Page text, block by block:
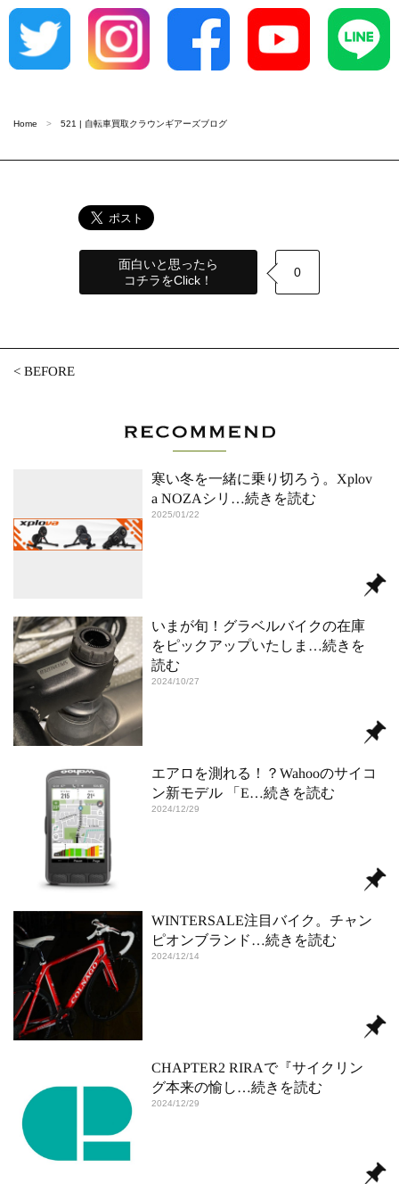
Home 521 | 自転車買取クラウンギアーズブログ
面白いと思ったら
コチラをClick！
0
<BEFORE
寒い冬を一緒に乗り切ろう。Xplov
a NOZAシリ …続きを読む
2025/01/22
いまが旬！グラベルバイクの在庫
をピックアップいたしま …続きを
読む
2024/10/27
エアロを測れる！？Wahooのサイコ
ン新モデル 「E…続きを読む
2024/12/29
WINTERSALE注目バイク。チャン
ピオンブランド …続きを読む
2024/12/14
CHAPTER2 RIRAで『サイクリン
グ本来の愉し …続きを読む
2024/12/29